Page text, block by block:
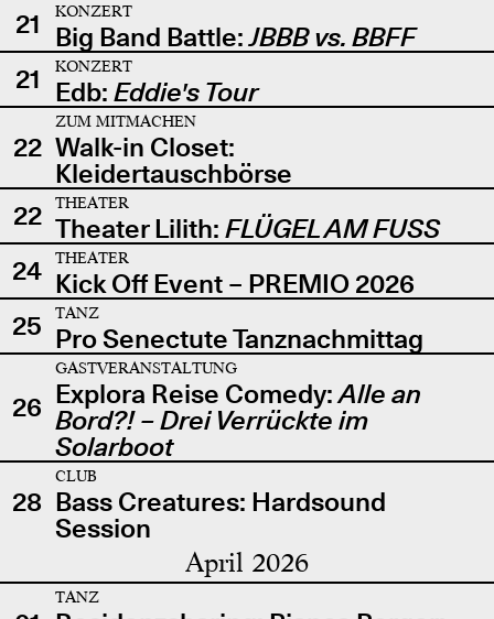
21
KONZERT
Big Band Battle:JBBB vs. BBFF
21
KONZERT
Edb: Eddie's Tour
22
ZUM MITMACHEN
Walk-in Closet:
Kleidertauschbörse
22
THEATER
Theater Lilith: FLÜGEL AM FUSS
24
THEATER
Kick Off Event – PREMIO 2026
25
TANZ
Pro Senectute Tanznachmittag
26
GASTVERANSTALTUNG
Explora Reise Comedy:Alle an
Bord?! – Drei Verrückte im
Solarboot
28
CLUB
Bass Creatures: Hardsound
Session
April 2026
TANZ